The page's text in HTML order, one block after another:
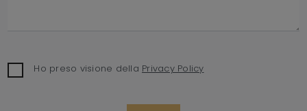
Ho preso visione della Privacy Policy